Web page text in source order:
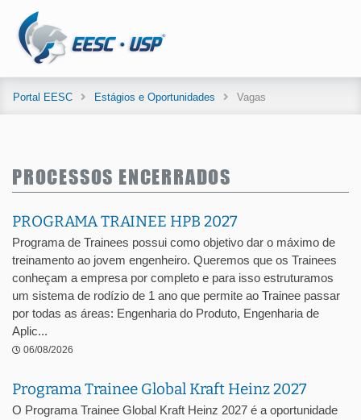
Portal EESC Estágios e Oportunidades Vagas
PROCESSOS ENCERRADOS
PROGRAMA TRAINEE HPB 2027
Programa de Trainees possui como objetivo dar o máximo de
treinamento ao jovem engenheiro. Queremos que os Trainees
conheçam a empresa por completo e para isso estruturamos
um sistema de rodízio de 1 ano que permite ao Trainee passar
por todas as áreas: Engenharia do Produto, Engenharia de
Aplic...
06/08/2026
Programa Trainee Global Kraft Heinz 2027
O Programa Trainee Global Kraft Heinz 2027 é a oportunidade